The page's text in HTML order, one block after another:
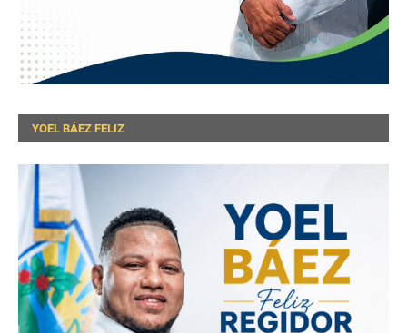
YOEL BÁEZ FELIZ